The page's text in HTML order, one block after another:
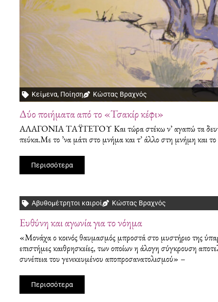
Κείμενα, Ποίηση Κώστας Βραχνός
Δύο ποιήματα από το «Τσακίρ κέφι»
ΑΛΑΓΟΝΙΑ ΤΑΫΓΕΤΟΥ Και τώρα στέκω ν’ αγαπώ τα
πεύκα.Με το ’να μάτι στο μνήμα και τ’ άλλο στη μνήμη και
Περισσότερα
Αβυθομέτρητοι καιροί Κώστας Βραχνός
Ευθύνη και αγωνία για το νόημα
«Μονάχα ο κοινός θαυμασμός μπροστά στο μυστήριο της
επιστήμες καιθρησκείες, των οποίων η άλογη σύγκρουση
συνέπεια του γενικευμένου αποπροσανατολισμού» –
Περισσότερα